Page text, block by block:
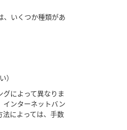
、いくつか種類があ
）
によって異なりま
インターネットバン
法によっては、手数